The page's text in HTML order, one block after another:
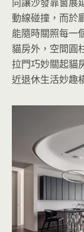
向讓沙發靠窗展
動線碰撞，而於
能隨時關照每一
貓房外，空間圓
拉門巧妙關起貓
近退休生活妙趣